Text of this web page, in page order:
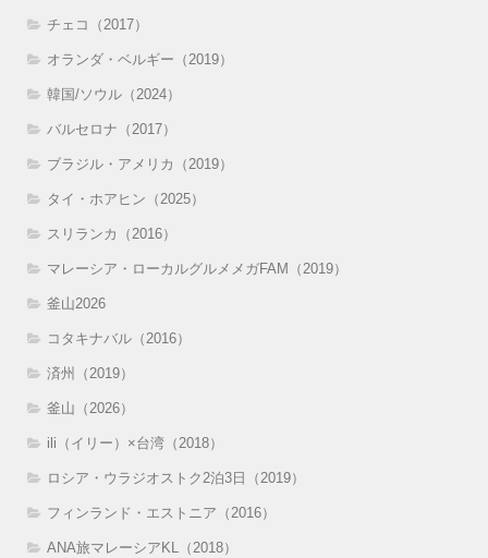
チェコ（2017）
オランダ・ベルギー（2019）
韓国/ソウル（2024）
バルセロナ（2017）
ブラジル・アメリカ（2019）
タイ・ホアヒン（2025）
スリランカ（2016）
マレーシア・ローカルグルメメガFAM（2019）
釜山2026
コタキナバル（2016）
済州（2019）
釜山（2026）
ili（イリー）×台湾（2018）
ロシア・ウラジオストク2泊3日（2019）
フィンランド・エストニア（2016）
ANA旅マレーシアKL（2018）